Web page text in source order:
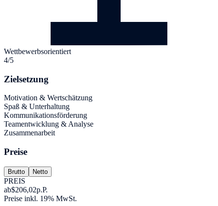
Wettbewerbsorientiert
4/5
Zielsetzung
Motivation & Wertschätzung
Spaß & Unterhaltung
Kommunikationsförderung
Teamentwicklung & Analyse
Zusammenarbeit
Preise
Brutto Netto
PREIS
ab$206,02p.P.
Preise inkl. 19% MwSt.